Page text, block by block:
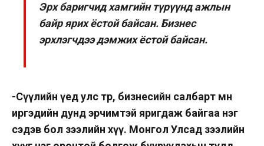
Эрх баригчид хамгийн түрүүнд ажлын
байр ярих ёстой байсан. Бизнес
эрхлэгчдээ дэмжих ёстой байсан.
-Сүүлийн үед улс төр, бизнесийн салбарт мөн
иргэдийн дунд эрчимтэй яригдаж байгаа нэг
сэдэв бол зээлийн хүү. Монгол Улсад зээлийн